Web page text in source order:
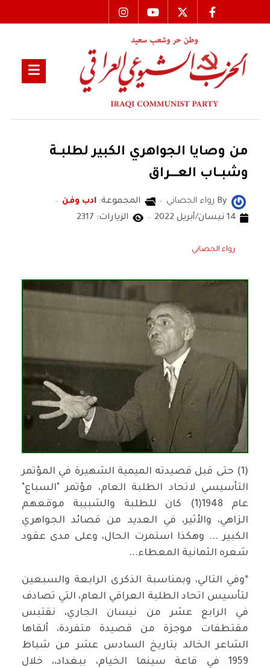
من وصايا الجواهري الكبير لطلبـــة
وشبـــاب العــــــراق
By رواء الجصاني المجموعة: ادب وفن
14 نيسان/أبريل 2022
الزيارات: 2317
رواء الجصاني
(1) حتى قبل قصيدته الميمية الشهيرة في المؤتمر
التأسيسي لاتحاد الطلبة العام، مؤتمر "السباع"
عام 1948(1) كان للطلبة والشبيبة موقعهم
الزاهي، والأثير، في العديد من قصائد الجواهري
الكبير ... وهكذا استمرت الحال، وعلى مدى عقود
شعره الثمانية المعطاء...
*وفي التالي، وبمناسبة الذكرى الرابعة والسبعين
لتأسيس اتحاد الطلبة العراقي العام، التي تصادف
في الرابع عشر من نيسان الجاري، نقتبس
مقتطفات موجزة من قصيدة متفردة، ألقاها
الشاعر الخالد بتاريخ السادس عشر من شباط
1959 في قاعة سينما الخيام، ببغداد،، خلال